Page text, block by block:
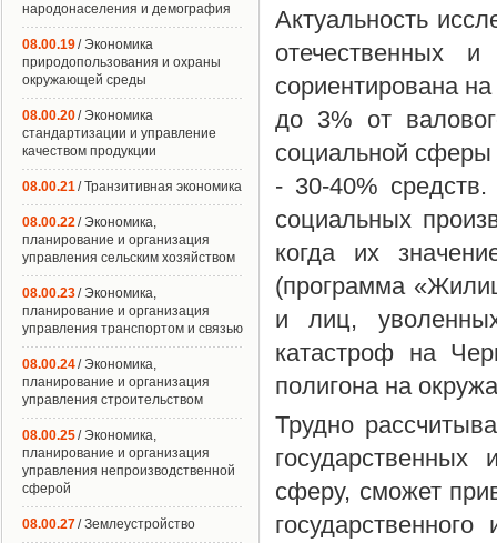
Актуальность
отечественных
сориентирована
до 3% от
социальной сферы
- 30-40%
социальных
когда их
(программа
и лиц,
катастроф на
полигона на
Трудно
сферу, сможет
народонаселения и демография
08.00.19/ Экономика
природопользования и охраны
окружающей среды
08.00.20/ Экономика
стандартизации и управление
качеством продукции
08.00.21/ Транзитивная экономика
08.00.22/ Экономика,
планирование и организация
управления сельским хозяйством
08.00.23/ Экономика,
планирование и организация
управления транспортом и связью
08.00.24/ Экономика,
планирование и организация
управления строительством
08.00.25/ Экономика,
планирование и организация
управления непроизводственной
сферой
08.00.27/ Землеустройство